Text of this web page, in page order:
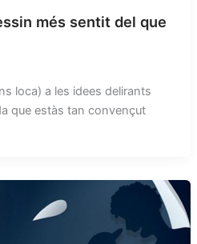
més sentit del que
loca) a les idees delirants
que estàs tan convençut